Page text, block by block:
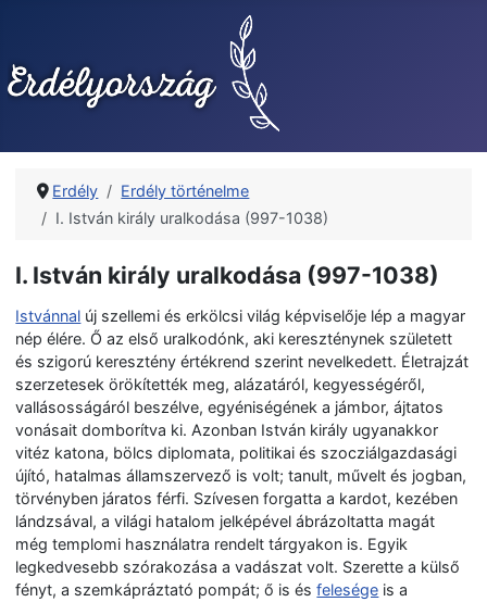
Erdély
Erdély történelme
I. István király uralkodása (997-1038)
I. István király uralkodása (997-1038)
Istvánnal új szellemi és erkölcsi világ képviselője lép a magyar
nép élére. Ő az első uralkodónk, aki kereszténynek született
és szigorú keresztény értékrend szerint nevelkedett. Életrajzát
szerzetesek örökítették meg, alázatáról, kegyességéről,
vallásosságáról beszélve, egyéniségének a jámbor, ájtatos
vonásait domborítva ki. Azonban István király ugyanakkor
vitéz katona, bölcs diplomata, politikai és szocziálgazdasági
újító, hatalmas államszervező is volt; tanult, művelt és jogban,
törvényben járatos férfi. Szívesen forgatta a kardot, kezében
lándzsával, a világi hatalom jelképével ábrázoltatta magát
még templomi használatra rendelt tárgyakon is. Egyik
legkedvesebb szórakozása a vadászat volt. Szerette a külső
fényt, a szemkápráztató pompát; ő is ésfelesége is a